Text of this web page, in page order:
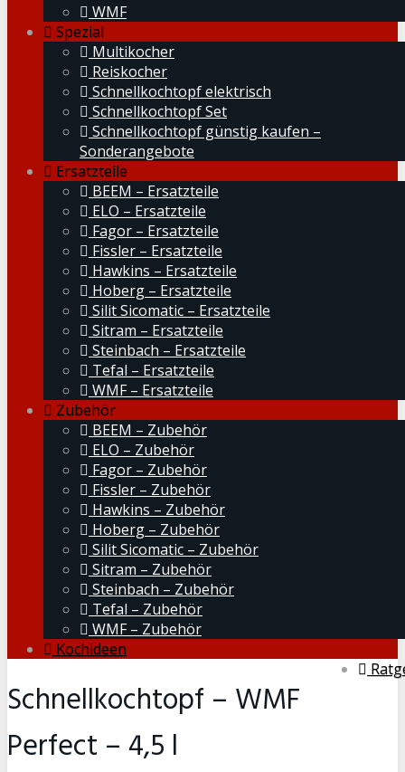
WMF
Spezial
Multikocher
Reiskocher
Schnellkochtopf elektrisch
Schnellkochtopf Set
Schnellkochtopf günstig kaufen –
Sonderangebote
Ersatzteile
BEEM – Ersatzteile
ELO – Ersatzteile
Fagor – Ersatzteile
Fissler – Ersatzteile
Hawkins – Ersatzteile
Hoberg – Ersatzteile
Silit Sicomatic – Ersatzteile
Sitram – Ersatzteile
Steinbach – Ersatzteile
Tefal – Ersatzteile
WMF – Ersatzteile
Zubehör
BEEM – Zubehör
ELO – Zubehör
Fagor – Zubehör
Fissler – Zubehör
Hawkins – Zubehör
Hoberg – Zubehör
Silit Sicomatic – Zubehör
Sitram – Zubehör
Steinbach – Zubehör
Tefal – Zubehör
WMF – Zubehör
Kochideen
Schnellkochtopf – WMF
Perfect – 4,5 l